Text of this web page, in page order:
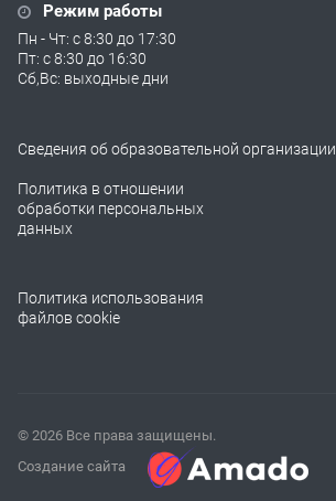
Режим работы
Пн - Чт: с 8:30 до 17:30
Пт: с 8:30 до 16:30
Сб,Вс: выходные дни
Сведения об образовательной организации
Политика в отношении
обработки персональных
данных
Политика использования
файлов cookie
© 2026 Все права защищены.
Создание сайта